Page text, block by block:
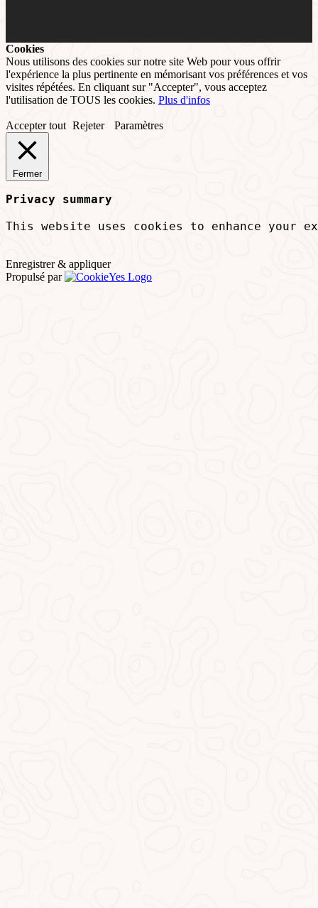
Cookies
Nous utilisons des cookies sur notre site Web pour vous offrir
l'expérience la plus pertinente en mémorisant vos préférences et vos
visites répétées. En cliquant sur "Accepter", vous acceptez
l'utilisation de TOUS les cookies. Plus d'infos
Accepter tout Rejeter Paramètres
Fermer
Privacy summary
This website uses cookies to enhance
Enregistrer & appliquer
Propulsé par